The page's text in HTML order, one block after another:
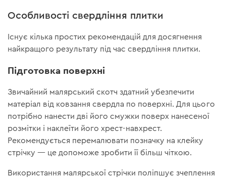
Особливості свердління плитки
Існує кілька простих рекомендацій для досягнення
найкращого результату під час свердління плитки.
Підготовка поверхні
Звичайний малярський скотч здатний убезпечити
матеріал від ковзання свердла по поверхні. Для цього
потрібно нанести дві його смужки поверх нанесеної
розмітки і наклеїти його хрест-навхрест.
Рекомендується перемалювати позначку на клейку
стрічку — це допоможе зробити її більш чіткою.
Використання малярської стрічки поліпшує зчеплення